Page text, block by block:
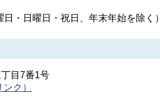
・日曜日・祝日、年末年始を除く）
目7番1号
ク）